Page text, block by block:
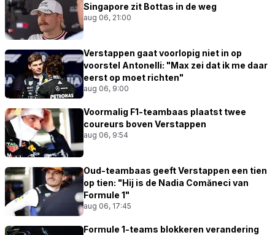
Singapore zit Bottas in de weg
aug 06, 21:00
Verstappen gaat voorlopig niet in op
voorstel Antonelli: "Max zei dat ik me daar
eerst op moet richten"
aug 06, 9:00
Voormalig F1-teambaas plaatst twee
coureurs boven Verstappen
aug 06, 9:54
Oud-teambaas geeft Verstappen een tien
op tien: "Hij is de Nadia Comăneci van
Formule 1"
aug 06, 17:45
Formule 1-teams blokkeren verandering